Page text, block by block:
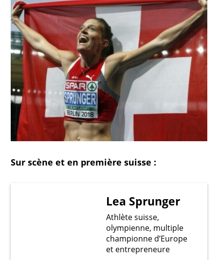
Sur scène et en première suisse :
Lea Sprunger
Athlète suisse,
olympienne, multiple
championne d’Europe
et entrepreneure